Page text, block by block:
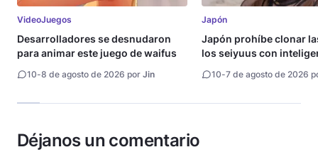
VideoJuegos
Desarrolladores se desnudaron
para animar este juego de waifus
10-8 de agosto de 2026 por Jin
Japón
Japón prohíbe clonar
los seiyuus con
10-7 de agosto de 2026
Déjanos un comentario